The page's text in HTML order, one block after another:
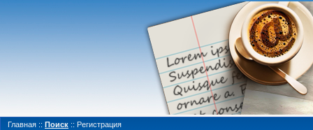
Главная :: Поиск :: Регистрация